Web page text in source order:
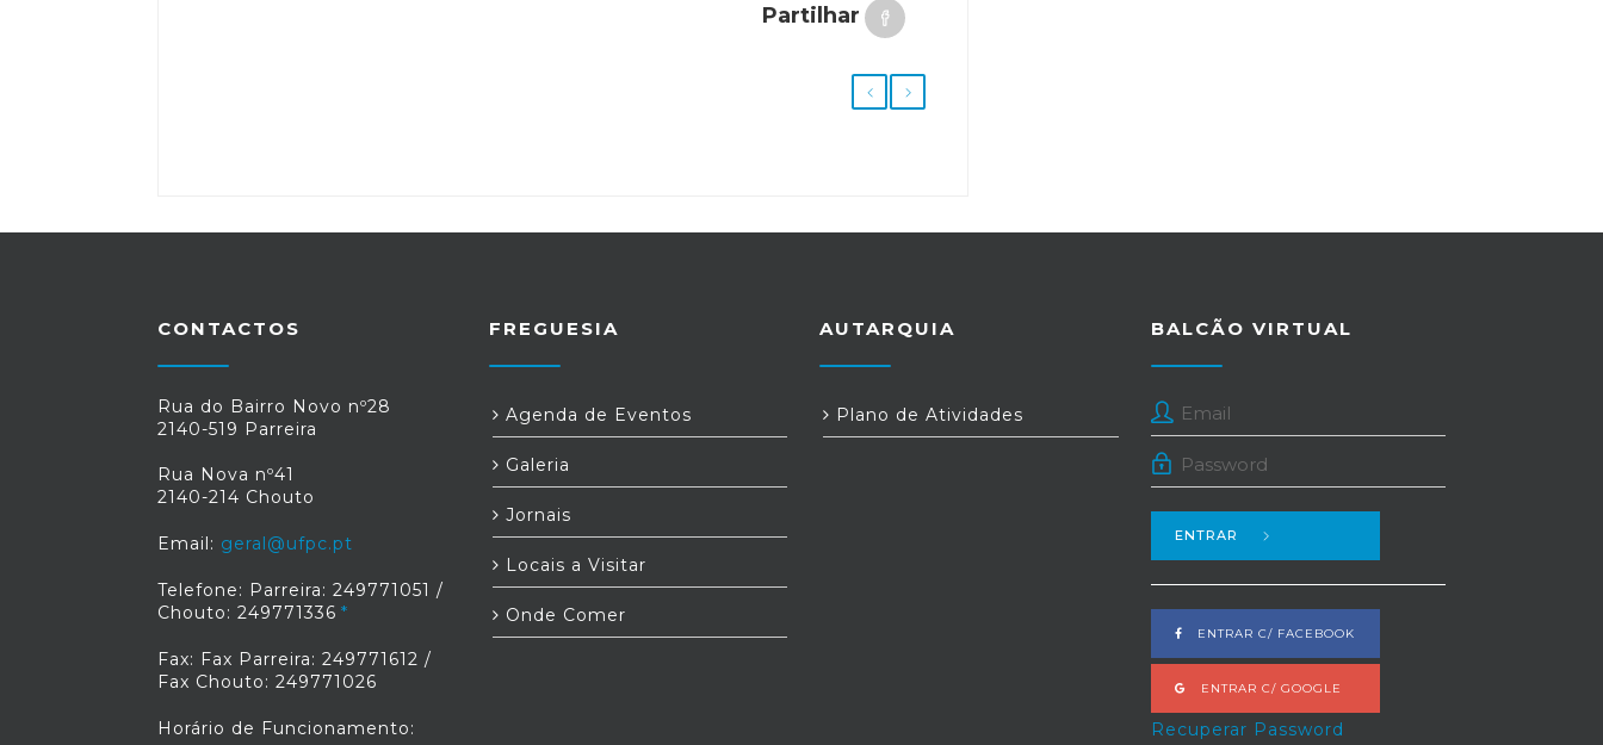
Partilhar
CONTACTOS
Rua do Bairro Novo nº28
2140-519 Parreira
Rua Nova nº41
2140-214 Chouto
Email: geral@ufpc.pt
Telefone: Parreira: 249771051 /
Chouto: 249771336
Fax: Fax Parreira: 249771612 /
Fax Chouto: 249771026
Horário de Funcionamento:
FREGUESIA
Agenda de Eventos
Galeria
Jornais
Locais a Visitar
Onde Comer
AUTARQUIA
Plano de Atividades
BALCÃO VIRTUAL
ENTRAR
ENTRAR C/ FACEBOOK
ENTRAR C/ GOOGLE
Recuperar Password